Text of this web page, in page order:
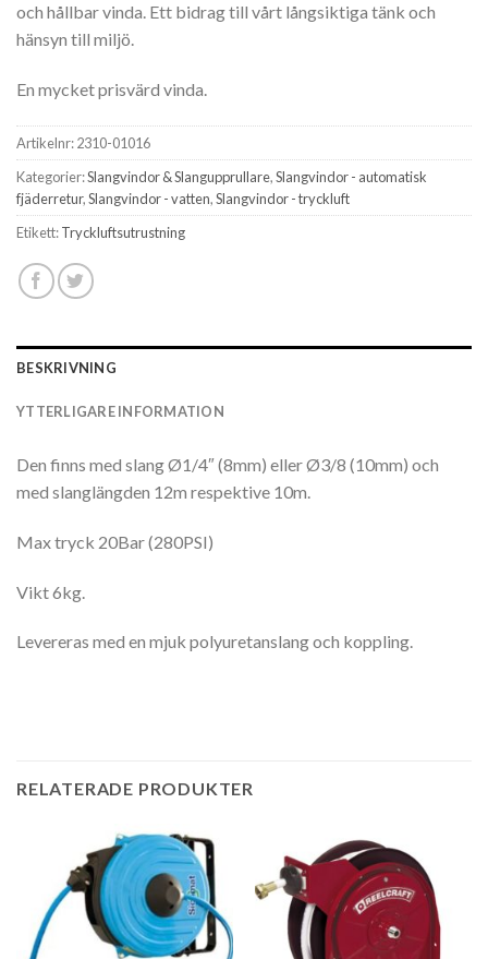
och hållbar vinda. Ett bidrag till vårt långsiktiga tänk och
hänsyn till miljö.
En mycket prisvärd vinda.
Artikelnr:2310-01016
Kategorier:Slangvindor & Slangupprullare,Slangvindor - automatisk
fjäderretur,Slangvindor - vatten,Slangvindor - tryckluft
Etikett:Tryckluftsutrustning
BESKRIVNING
YTTERLIGARE INFORMATION
Den finns med slang Ø1/4″ (8mm) eller Ø3/8 (10mm) och
med slanglängden 12m respektive 10m.
Max tryck 20Bar (280PSI)
Vikt 6kg.
Levereras med en mjuk polyuretanslang och koppling.
RELATERADE PRODUKTER